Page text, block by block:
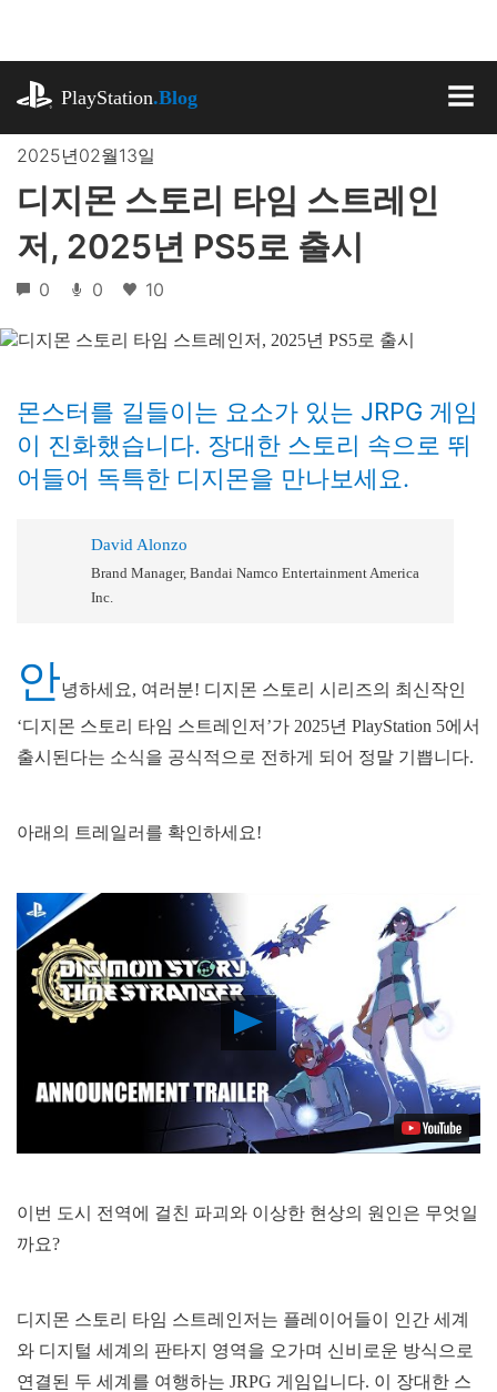
로
뛰
PlayStation.Blog
2025년02월13일
디지몬 스토리 타임 스트레인
저, 2025년 PS5로 출시
0 0 10
몬스터를 길들이는 요소가 있는 JRPG 게임
이 진화했습니다. 장대한 스토리 속으로 뛰
어들어 독특한 디지몬을 만나보세요.
David Alonzo
Brand Manager, Bandai Namco Entertainment America
Inc.
안녕하세요, 여러분! 디지몬 스토리 시리즈의 최신작인
‘디지몬 스토리 타임 스트레인저’가 2025년 PlayStation 5에서
출시된다는 소식을 공식적으로 전하게 되어 정말 기쁩니다.
아래의 트레일러를 확인하세요!
Play
Video
이번 도시 전역에 걸친 파괴와 이상한 현상의 원인은 무엇일
까요?
디지몬 스토리 타임 스트레인저는 플레이어들이 인간 세계
와 디지털 세계의 판타지 영역을 오가며 신비로운 방식으로
연결된 두 세계를 여행하는 JRPG 게임입니다. 이 장대한 스